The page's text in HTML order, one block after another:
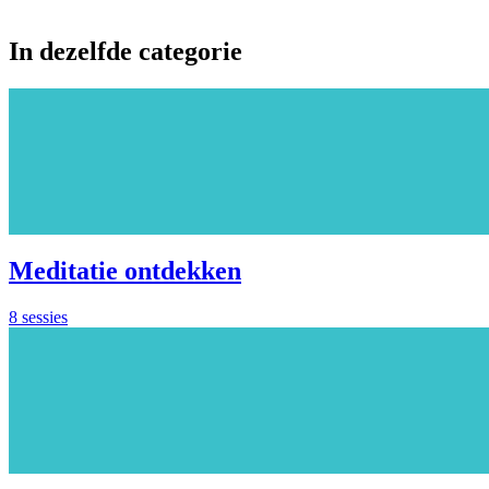
In dezelfde categorie
Meditatie ontdekken
8 sessies